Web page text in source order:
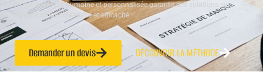
Notre approche humaine et personnalisée garantit des solutions sur
mesure, alliant créativité et efficacité.
Demander un devis DÉCOUVRIR LA MÉTHODE